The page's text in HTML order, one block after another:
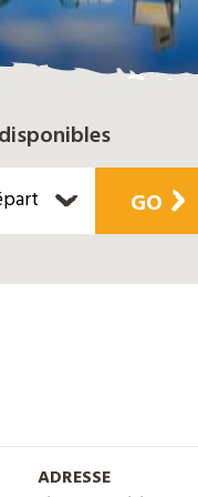
GO
ADRESSE